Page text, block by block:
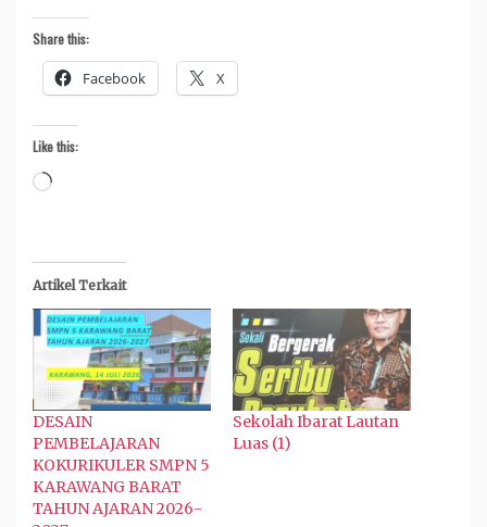
Share this:
Facebook X
Like this:
Loading…
Artikel Terkait
DESAIN
PEMBELAJARAN
KOKURIKULER SMPN 5
KARAWANG BARAT
TAHUN AJARAN 2026-
Sekolah Ibarat Lautan
Luas (1)